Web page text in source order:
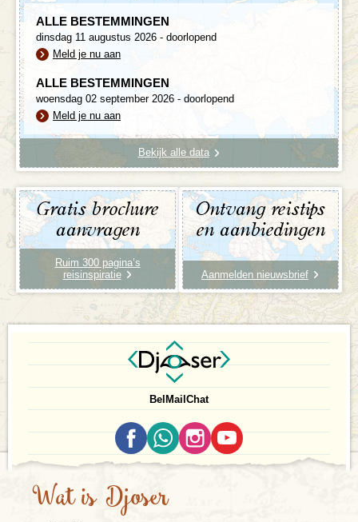
ALLE BESTEMMINGEN
dinsdag 11 augustus 2026 - doorlopend
Meld je nu aan
ALLE BESTEMMINGEN
woensdag 02 september 2026 - doorlopend
Meld je nu aan
Bekijk alle data
Gratis brochure
aanvragen
Ruim 300 pagina’s
reisinspiratie
Ontvang reistips
en aanbiedingen
Aanmelden nieuwsbrief
Bel Mail Chat
Wat is Djoser